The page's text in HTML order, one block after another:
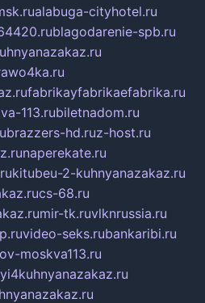
alabuga-cityhotel.ru
blagodarenie-spb.ru
fabrikayfabrikaefabrika.ru
113.rubiletnadom.ru
brazzers-hd.ruz-host.ru
naperekate.ru
kitubeu-2-kuhnyanazakaz.ru
cs-68.ru
mir-tk.ruvlknrussia.ru
video-seks.rubankaribi.ru
moskva113.ru